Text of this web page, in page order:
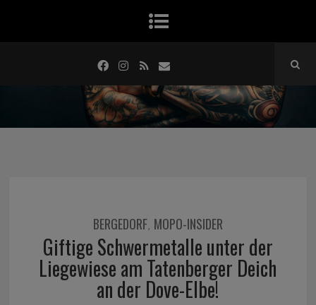
BERGEDORF, MOPO-INSIDER
Giftige Schwermetalle unter der
Liegewiese am Tatenberger Deich
an der Dove-Elbe!